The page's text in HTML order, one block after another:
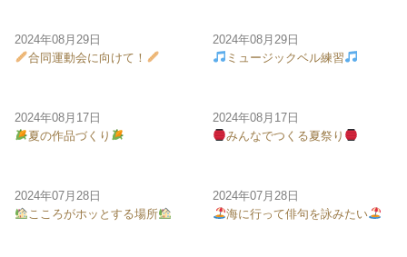
2024年08月29日
合同運動会に向けて！
2024年08月29日
ミュージックベル練習
2024年08月17日
夏の作品づくり
2024年08月17日
みんなでつくる夏祭り
2024年07月28日
こころがホッとする場所
2024年07月28日
海に行って俳句を詠みたい